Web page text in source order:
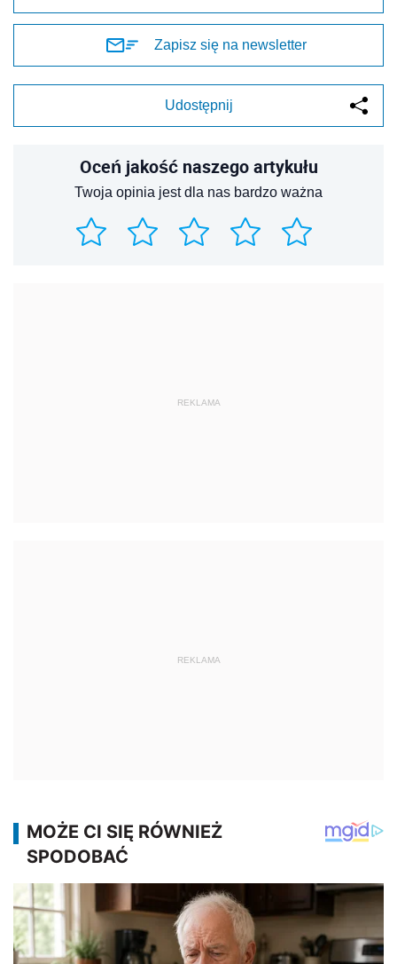
Zapisz się na newsletter
Udostępnij
Oceń jakość naszego artykułu
Twoja opinia jest dla nas bardzo ważna
REKLAMA
REKLAMA